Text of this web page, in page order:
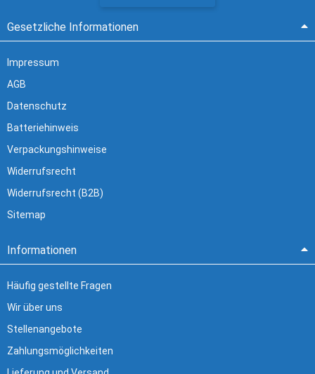
Gesetzliche Informationen
Impressum
AGB
Datenschutz
Batteriehinweis
Verpackungshinweise
Widerrufsrecht
Widerrufsrecht (B2B)
Sitemap
Informationen
Häufig gestellte Fragen
Wir über uns
Stellenangebote
Zahlungsmöglichkeiten